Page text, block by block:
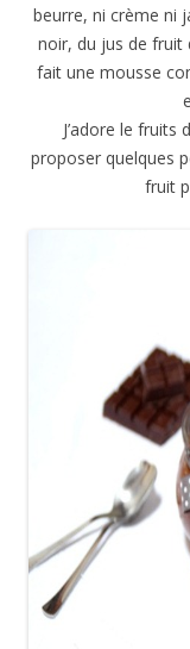
beurre, ni crème ni
noir, du jus de fruit
fait une mousse
J’adore le fruits
proposer quelques
fruit